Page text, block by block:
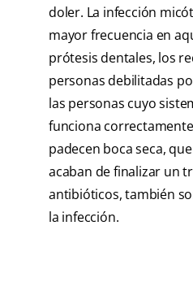
doler. La infección
mayor frecuencia en
prótesis dentales, los
personas debilitadas
las personas cuyo
funciona
padecen boca seca,
acaban de finalizar un
antibióticos, también
la infección.